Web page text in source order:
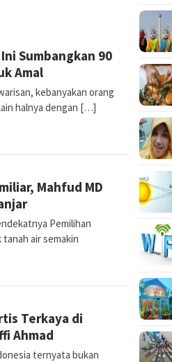
Sumbangkan 90
Amal
kebanyakan orang
halnya dengan […]
Mahfud MD
Pemilihan
air semakin
Terkaya di
Ahmad
ternyata bukan